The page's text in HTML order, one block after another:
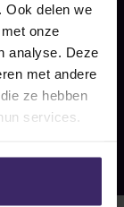
Ook delen we
onze
analyse. Deze
met andere
ze hebben
services.